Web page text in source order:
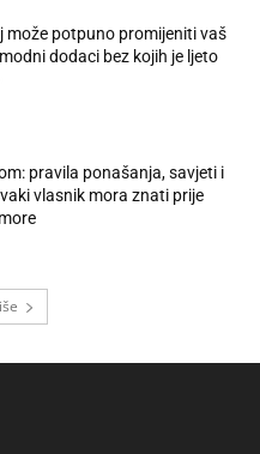
može potpuno promijeniti vaš
dodaci bez kojih je ljeto
pravila ponašanja, savjeti i
vlasnik mora znati prije